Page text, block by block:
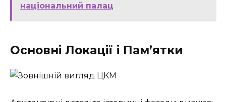
національний палац
Основні Локації і Пам’ятки